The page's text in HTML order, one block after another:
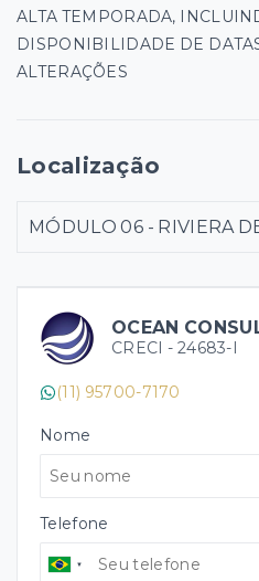
OCEAN
CRECI - 24683-I
(11) 95700-7170
Nome
Telefone
ALTA TEMPORADA,
DISPONIBILIDADE DE
ALTERAÇÕES
Localização
MÓDULO 06 - RIVIERA